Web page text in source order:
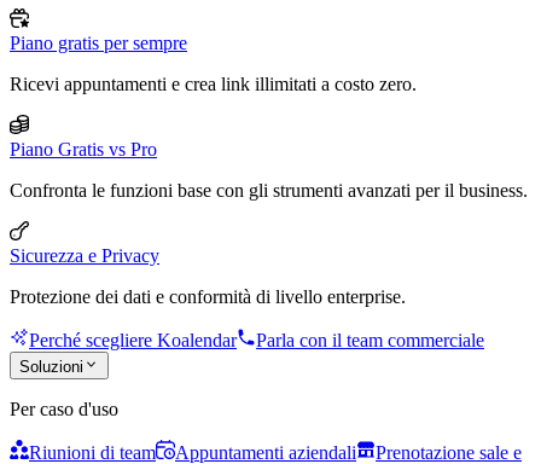
Piano gratis per sempre
Ricevi appuntamenti e crea link illimitati a costo zero.
Piano Gratis vs Pro
Confronta le funzioni base con gli strumenti avanzati per il business.
Sicurezza e Privacy
Protezione dei dati e conformità di livello enterprise.
Perché scegliere Koalendar Parla con il team commerciale
Soluzioni
Per caso d'uso
Riunioni di team Appuntamenti aziendali
Prenotazione sale e